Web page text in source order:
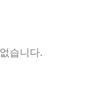
습니다.